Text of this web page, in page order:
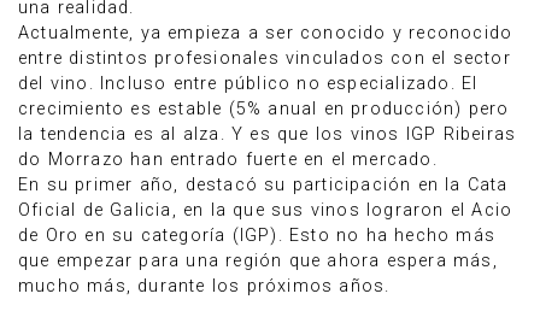
una realidad.
Actualmente, ya empieza a ser conocido y reconocido
entre distintos profesionales vinculados con el sector
del vino. Incluso entre público no especializado. El
crecimiento es estable (5% anual en producción) pero
la tendencia es al alza. Y es que los vinos IGP Ribeiras
do Morrazo han entrado fuerte en el mercado.
En su primer año, destacó su participación en la Cata
Oficial de Galicia, en la que sus vinos lograron el Acio
de Oro en su categoría (IGP). Esto no ha hecho más
que empezar para una región que ahora espera más,
mucho más, durante los próximos años.